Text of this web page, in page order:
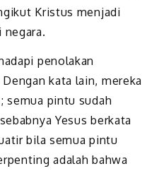
Kristus menjadi
negara.
penolakan
kata lain, mereka
semua pintu sudah
Yesus berkata
bila semua pintu
adalah bahwa